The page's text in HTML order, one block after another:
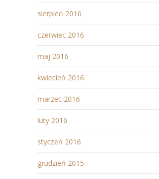
sierpień 2016
czerwiec 2016
maj 2016
kwiecień 2016
marzec 2016
luty 2016
styczeń 2016
grudzień 2015